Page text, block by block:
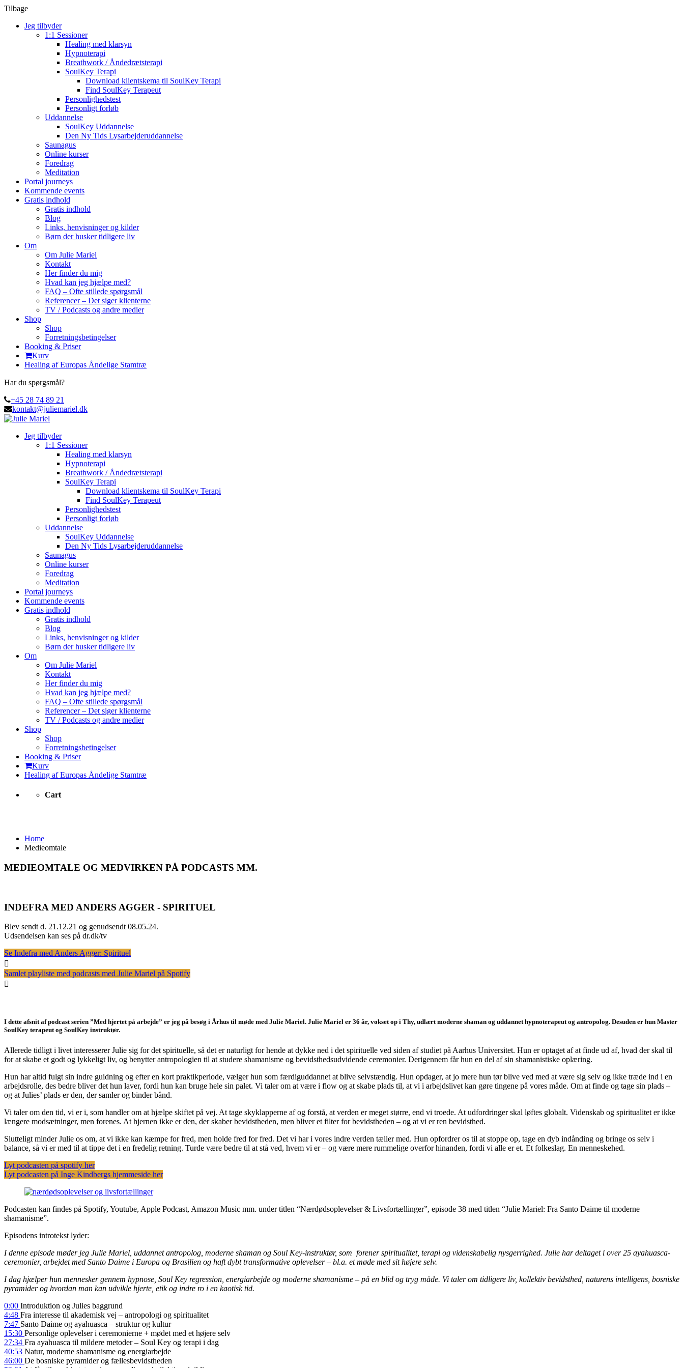
Tilbage
Jeg tilbyder
1:1 Sessioner
Healing med klarsyn
Hypnoterapi
Breathwork / Åndedrætsterapi
SoulKey Terapi
Download klientskema til SoulKey Terapi
Find SoulKey Terapeut
Personlighedstest
Personligt forløb
Uddannelse
SoulKey Uddannelse
Den Ny Tids Lysarbejderuddannelse
Saunagus
Online kurser
Foredrag
Meditation
Portal journeys
Kommende events
Gratis indhold
Gratis indhold
Blog
Links, henvisninger og kilder
Børn der husker tidligere liv
Om
Om Julie Mariel
Kontakt
Her finder du mig
Hvad kan jeg hjælpe med?
FAQ – Ofte stillede spørgsmål
Referencer – Det siger klienterne
TV / Podcasts og andre medier
Shop
Shop
Forretningsbetingelser
Booking & Priser
Kurv
Healing af Europas Åndelige Stamtræ
Har du spørgsmål?
+45 28 74 89 21
kontakt@juliemariel.dk
Jeg tilbyder
1:1 Sessioner
Healing med klarsyn
Hypnoterapi
Breathwork / Åndedrætsterapi
SoulKey Terapi
Download klientskema til SoulKey Terapi
Find SoulKey Terapeut
Personlighedstest
Personligt forløb
Uddannelse
SoulKey Uddannelse
Den Ny Tids Lysarbejderuddannelse
Saunagus
Online kurser
Foredrag
Meditation
Portal journeys
Kommende events
Gratis indhold
Gratis indhold
Blog
Links, henvisninger og kilder
Børn der husker tidligere liv
Om
Om Julie Mariel
Kontakt
Her finder du mig
Hvad kan jeg hjælpe med?
FAQ – Ofte stillede spørgsmål
Referencer – Det siger klienterne
TV / Podcasts og andre medier
Shop
Shop
Forretningsbetingelser
Booking & Priser
Kurv
Healing af Europas Åndelige Stamtræ
Cart
Home
Medieomtale
MEDIEOMTALE OG MEDVIRKEN PÅ PODCASTS MM.
INDEFRA MED ANDERS AGGER - SPIRITUEL
Blev sendt d. 21.12.21 og genudsendt 08.05.24.
Udsendelsen kan ses på dr.dk/tv
Se Indefra med Anders Agger: Spirituel
Samlet playliste med podcasts med Julie Mariel på Spotify
I dette afsnit af podcast serien ”Med hjertet på arbejde” er jeg på besøg i Århus til møde med Julie Mariel. Julie Mariel er 36 år, vokset op i Thy, udlært moderne shaman og uddannet hypnoterapeut og antropolog. Desuden er hun Master
SoulKey terapeut og SoulKey instruktør.
Allerede tidligt i livet interesserer Julie sig for det spirituelle, så det er naturligt for hende at dykke ned i det spirituelle ved siden af studiet på Aarhus Universitet. Hun er optaget af at finde ud af, hvad der skal til
for at skabe et godt og lykkeligt liv, og benytter antropologien til at studere shamanisme og bevidsthedsudvidende ceremonier. Derigennem får hun en del af sin shamanistiske oplæring.
Hun har altid fulgt sin indre guidning og efter en kort praktikperiode, vælger hun som færdiguddannet at blive selvstændig. Hun opdager, at jo mere hun tør blive ved med at være sig selv og ikke træde ind i en
arbejdsrolle, des bedre bliver det hun laver, fordi hun kan bruge hele sin palet. Vi taler om at være i flow og at skabe plads til, at vi i arbejdslivet kan gøre tingene på vores måde. Om at finde og tage sin plads –
og at Julies’ plads er den, der samler og binder bånd.
Vi taler om den tid, vi er i, som handler om at hjælpe skiftet på vej. At tage skyklapperne af og forstå, at verden er meget større, end vi troede. At udfordringer skal løftes globalt. Videnskab og spiritualitet er ikke
længere modsætninger, men forenes. At hjernen ikke er den, der skaber bevidstheden, men bliver et filter for bevidstheden – og at vi er ren bevidsthed.
Slutteligt minder Julie os om, at vi ikke kan kæmpe for fred, men holde fred for fred. Det vi har i vores indre verden tæller med. Hun opfordrer os til at stoppe op, tage en dyb indånding og bringe os selv i
balance, så vi er med til at tippe det i en fredelig retning. Turde være bedre til at stå ved, hvem vi er – og være mere rummelige overfor hinanden, fordi vi alle er et. Et folkeslag. En menneskehed.
Lyt podcasten på spotify her
Lyt podcasten på Inge Kindbergs hjemmeside her
Podcasten kan findes på Spotify, Youtube, Apple Podcast, Amazon Music mm. under titlen “Nærdødsoplevelser & Livsfortællinger”, episode 38 med titlen “Julie Mariel: Fra Santo Daime til moderne
shamanisme”.
Episodens introtekst lyder:
I denne episode møder jeg Julie Mariel, uddannet antropolog, moderne shaman og Soul Key-instruktør, som forener spiritualitet, terapi og videnskabelig nysgerrighed. Julie har deltaget i over 25 ayahuasca-
ceremonier, arbejdet med Santo Daime i Europa og Brasilien og haft dybt transformative oplevelser – bl.a. et møde med sit højere selv.
I dag hjælper hun mennesker gennem hypnose, Soul Key regression, energiarbejde og moderne shamanisme – på en blid og tryg måde. Vi taler om tidligere liv, kollektiv bevidsthed, naturens intelligens, bosniske
pyramider og hvordan man kan udvikle hjerte, etik og indre ro i en kaotisk tid.
0:00 Introduktion og Julies baggrund
4:48 Fra interesse til akademisk vej – antropologi og spiritualitet
7:47 Santo Daime og ayahuasca – struktur og kultur
15:30 Personlige oplevelser i ceremonierne + mødet med et højere selv
27:34 Fra ayahuasca til mildere metoder – Soul Key og terapi i dag
40:53 Natur, moderne shamanisme og energiarbejde
46:00 De bosniske pyramider og fællesbevidstheden